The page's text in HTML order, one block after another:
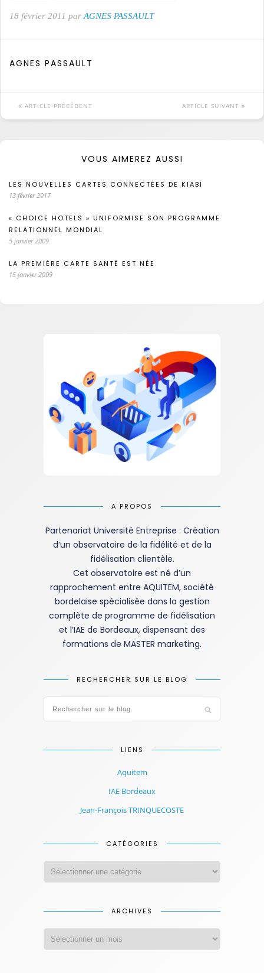
18 février 2011 par AGNES PASSAULT
AGNES PASSAULT
ARTICLE PRÉCÉDENT ARTICLE SUIVANT
VOUS AIMEREZ AUSSI
LES NOUVELLES CARTES CONNECTÉES DE KIABI
13 février 2017
« CHOICE HOTELS » UNIFORMISE SON PROGRAMME
RELATIONNEL MONDIAL
5 janvier 2009
LA PREMIÈRE CARTE SANTÉ EST NÉE
15 janvier 2009
A PROPOS
Partenariat Université Entreprise : Création
d’un observatoire de la fidélité et de la
fidélisation clientèle.
Cet observatoire est né d’un
rapprochement entre AQUITEM, société
bordelaise spécialisée dans la gestion
complète de programme de fidélisation
et l’IAE de Bordeaux, dispensant des
formations de MASTER marketing.
RECHERCHER SUR LE BLOG
LIENS
Aquitem
IAE Bordeaux
Jean-François TRINQUECOSTE
CATÉGORIES
ARCHIVES